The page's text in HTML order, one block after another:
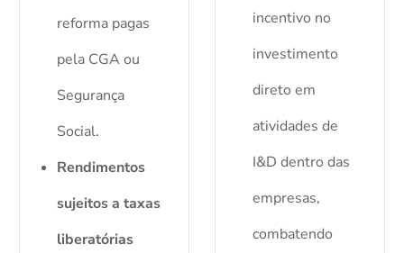
reforma pagas
pela CGA ou
Segurança
Social.
Rendimentos
sujeitos a taxas
liberatórias
incentivo no
investimento
direto em
atividades de
I&D dentro das
empresas,
combatendo